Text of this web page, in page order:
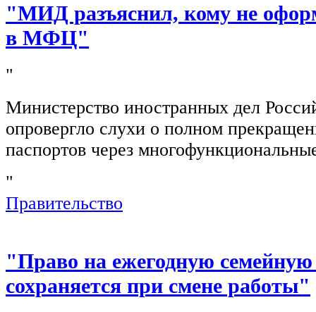
"МИД разъяснил, кому не
в МФЦ"
"
Министерство иностранных дел
опровергло слухи о полном
паспортов через
"
Правительство
"Право на ежегодную
сохраняется при смене работы"